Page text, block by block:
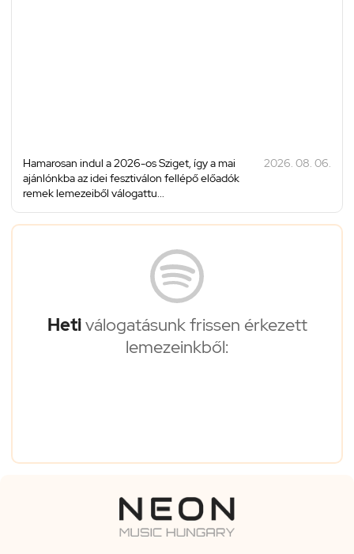
Hamarosan indul a 2026-os Sziget, így a mai
ajánlónkba az idei fesztiválon fellépő előadók
remek lemezeiből válogattu...
2026. 08. 06.
Hetiválogatásunk frissen érkezett
lemezeinkből: